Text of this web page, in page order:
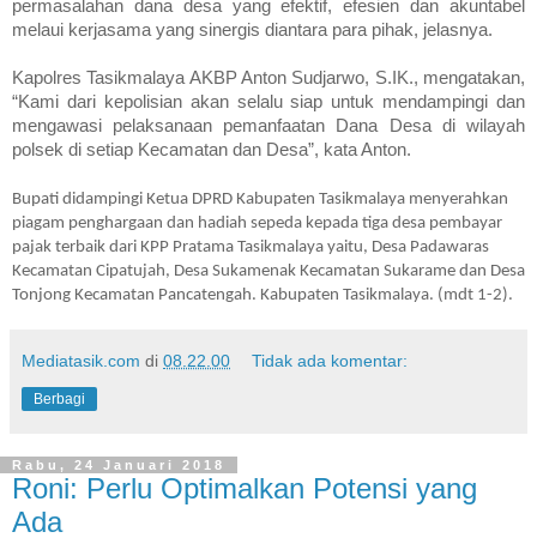
permasalahan dana desa yang efektif, efesien dan akuntabel
melaui kerjasama yang sinergis diantara para pihak, jelasnya.
Kapolres Tasikmalaya AKBP Anton Sudjarwo, S.IK., mengatakan,
“Kami dari kepolisian akan selalu siap untuk mendampingi dan
mengawasi pelaksanaan pemanfaatan Dana Desa di wilayah
polsek di setiap Kecamatan dan Desa”, kata Anton.
Bupati didampingi Ketua DPRD Kabupaten Tasikmalaya menyerahkan
piagam penghargaan dan hadiah sepeda kepada tiga desa pembayar
pajak terbaik dari KPP Pratama Tasikmalaya yaitu, Desa Padawaras
Kecamatan Cipatujah, Desa Sukamenak Kecamatan Sukarame dan Desa
Tonjong Kecamatan Pancatengah. Kabupaten Tasikmalaya. (mdt 1-2).
Mediatasik.com di 08.22.00 Tidak ada komentar:
Berbagi
Rabu, 24 Januari 2018
Roni: Perlu Optimalkan Potensi yang
Ada